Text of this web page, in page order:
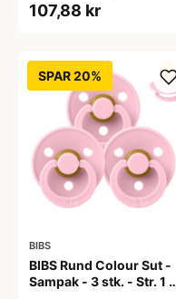
107,88 kr
SPAR 20%
BIBS
BIBS Rund Colour Sut -
Sampak - 3 stk. - Str. 1 -